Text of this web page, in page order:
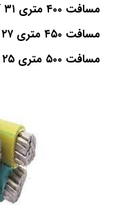
مسافت ۴۰۰ متری ۳۱ آمپر
مسافت ۴۵۰ متری ۲۷ آمپر
مسافت ۵۰۰ متری ۲۵ آمپر